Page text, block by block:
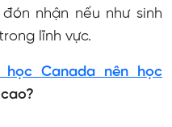
nhận nếu như sinh
lĩnh vực.
học Canada nên học